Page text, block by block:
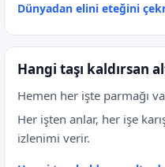
Dünyadan elini eteğini
Hangi taşı kaldırsan
Hemen her işte parmağı
Her işten anlar, her işe
izlenimi verir.